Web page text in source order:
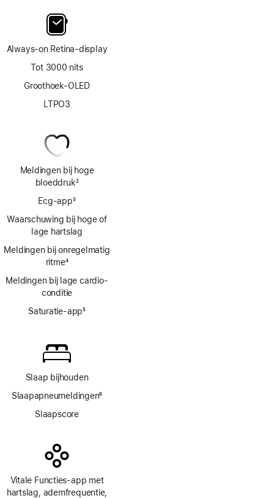
Always‑on Retina‑display
Tot 3000 nits
Groothoek-OLED
LTPO3
Meldingen bij hoge
bloeddruk2
Ecg‑app3
Waarschuwing bij hoge of
lage hartslag
Meldingen bij onregelmatig
ritme4
Meldingen bij lage cardio­
conditie
Saturatie-app5
Slaap bijhouden
Slaapapneumeldingen6
Slaapscore
Vitale Functies-app met
hartslag, ademfrequentie,